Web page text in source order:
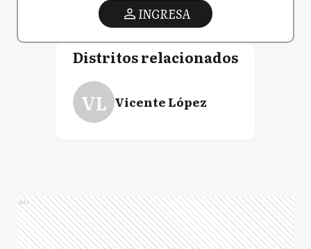
INGRESA
Distritos relacionados
VL Vicente López
Ads